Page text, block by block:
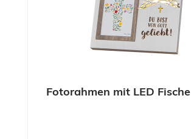
Fotorahmen mit LED Fische